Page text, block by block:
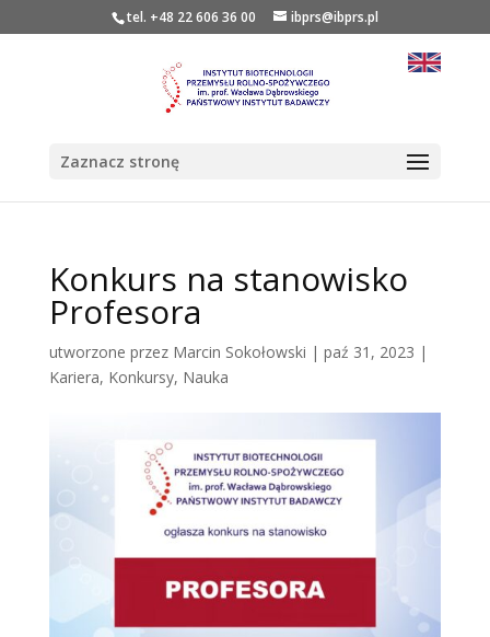
tel. +48 22 606 36 00 ibprs@ibprs.pl
Zaznacz stronę
Konkurs na stanowisko
Profesora
utworzone przez Marcin Sokołowski | paź 31, 2023 |
Kariera, Konkursy, Nauka